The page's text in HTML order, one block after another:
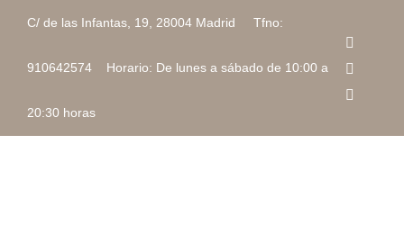
contenido
C/ de las Infantas, 19, 28004 Madrid Tfno:
910642574 Horario: De lunes a sábado de 10:00 a
20:30 horas